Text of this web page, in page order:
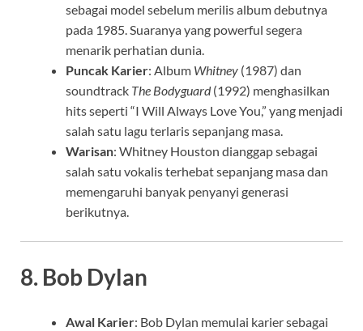
sebagai model sebelum merilis album debutnya
pada 1985. Suaranya yang powerful segera
menarik perhatian dunia.
Puncak Karier: Album Whitney (1987) dan
soundtrack The Bodyguard(1992) menghasilkan
hits seperti “I Will Always Love You,” yang menjadi
salah satu lagu terlaris sepanjang masa.
Warisan: Whitney Houston dianggap sebagai
salah satu vokalis terhebat sepanjang masa dan
memengaruhi banyak penyanyi generasi
berikutnya.
8. Bob Dylan
Awal Karier: Bob Dylan memulai karier sebagai